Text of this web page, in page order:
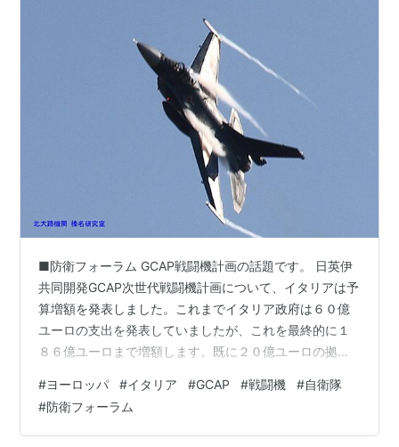
■防衛フォーラム GCAP戦闘機計画の話題です。 日英伊
共同開発GCAP次世代戦闘機計画について、イタリアは予
算増額を発表しました。これまでイタリア政府は６０億
ユーロの支出を発表していましたが、これを最終的に１
８６億ユーロまで増額します。既に２０億ユーロの拠出
めて追加へ。 イタリア政府が計画している追加費用は、
８８億ユーロを２０３７年までに確保をきす。GCAP,そ
の後の量産段階と整備維持などの段階で７８億ユーロを
#ヨーロッパ #イタリア #GCAP #戦闘機 #自衛隊
#防衛フォーラム